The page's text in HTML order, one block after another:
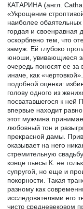
КАТАРИНА (англ.
«Укрощение
наиболее
гордая и своенравная
оскорблено тем, что
замуж. Ей глубоко
юноши, увивающиеся
очередь поносят ее за
иначе, как
подобной оценки:
голову одного из
посватавшегося к ней
впервые находит
этот мужчина
любовный тон и
прекрасной дамы.
оказывает на него
стремительную
конце пьесы К. не
супругой, но еще и
покорности. Такая
разному как
исследователями его
чисто средневековом